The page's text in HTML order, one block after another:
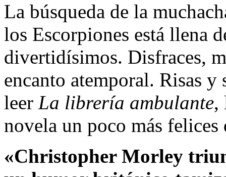
La búsqueda de la
los Escorpiones está llena
divertidísimos. Disfraces,
encanto atemporal. Risas
leer La librería ambulante,
novela un poco más
«Christopher Morley